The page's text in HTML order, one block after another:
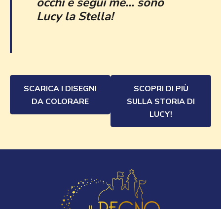
Lucy la Stella!
SCARICA I DISEGNI
DA COLORARE
SCOPRI DI PIÙ
SULLA STORIA DI
LUCY!